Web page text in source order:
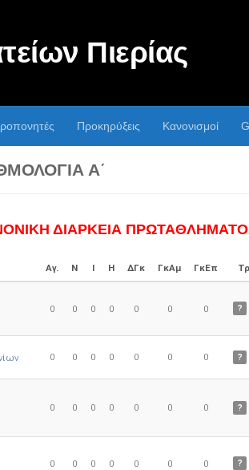
Πιερίας
Προκηρύξεις Κανονισμοί
Α΄
ΔΙΑΡΚΕΙΑ
Αγ. Ν Ι Η ΔΓκ ΓκΑμ ΓκΕπ
0 0 0 0 0 0 0 ?
0 0 0 0 0 0 0 ?
0 0 0 0 0 0 0 ?
0 0 0 0 0 0 0 ?